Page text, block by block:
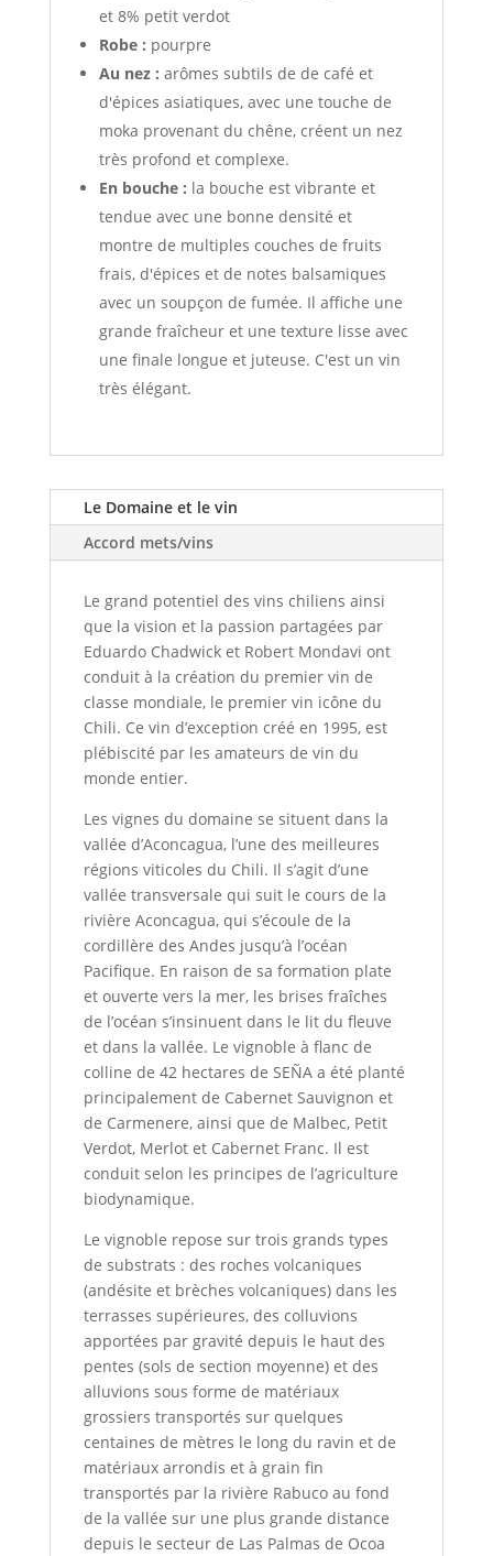
et 8% petit verdot
Robe : pourpre
Au nez : arômes subtils de de café et
d'épices asiatiques, avec une touche de
moka provenant du chêne, créent un nez
très profond et complexe.
En bouche : la bouche est vibrante et
tendue avec une bonne densité et
montre de multiples couches de fruits
frais, d'épices et de notes balsamiques
avec un soupçon de fumée. Il affiche une
grande fraîcheur et une texture lisse avec
une finale longue et juteuse. C'est un vin
très élégant.
Le Domaine et le vin
Accord mets/vins
Le grand potentiel des vins chiliens ainsi
que la vision et la passion partagées par
Eduardo Chadwick et Robert Mondavi ont
conduit à la création du premier vin de
classe mondiale, le premier vin icône du
Chili. Ce vin d’exception créé en 1995, est
plébiscité par les amateurs de vin du
monde entier.
Les vignes du domaine se situent dans la
vallée d’Aconcagua, l’une des meilleures
régions viticoles du Chili. Il s’agit d’une
vallée transversale qui suit le cours de la
rivière Aconcagua, qui s’écoule de la
cordillère des Andes jusqu’à l’océan
Pacifique. En raison de sa formation plate
et ouverte vers la mer, les brises fraîches
de l’océan s’insinuent dans le lit du fleuve
et dans la vallée. Le vignoble à flanc de
colline de 42 hectares de SEÑA a été planté
principalement de Cabernet Sauvignon et
de Carmenere, ainsi que de Malbec, Petit
Verdot, Merlot et Cabernet Franc. Il est
conduit selon les principes de l’agriculture
biodynamique.
Le vignoble repose sur trois grands types
de substrats : des roches volcaniques
(andésite et brèches volcaniques) dans les
terrasses supérieures, des colluvions
apportées par gravité depuis le haut des
pentes (sols de section moyenne) et des
alluvions sous forme de matériaux
grossiers transportés sur quelques
centaines de mètres le long du ravin et de
matériaux arrondis et à grain fin
transportés par la rivière Rabuco au fond
de la vallée sur une plus grande distance
depuis le secteur de Las Palmas de Ocoa